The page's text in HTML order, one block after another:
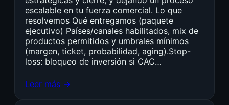
escalable en tu fuerza comercial. Lo que
resolvemos Qué entregamos (paquete
ejecutivo) Países/canales habilitados, mix de
productos permitidos y umbrales mínimos
(margen, ticket, probabilidad, aging).Stop-
loss: bloqueo de inversión si CAC…
Leer más →